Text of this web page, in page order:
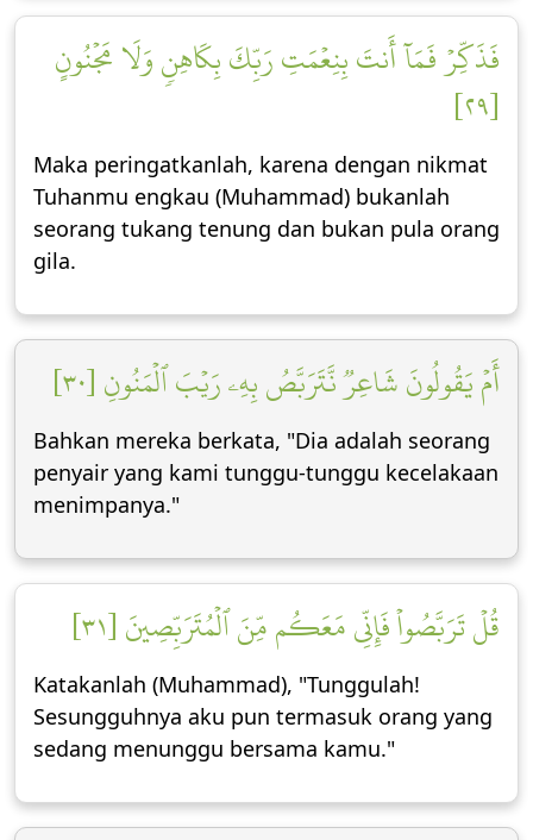
فَذَكِّرۡ فَمَآ أَنتَ بِنِعۡمَتِ رَبِّكَ بِكَاهِنٖ وَلَا مَجۡنُونٍ
[٢٩]
Maka peringatkanlah, karena dengan nikmat
Tuhanmu engkau (Muhammad) bukanlah
seorang tukang tenung dan bukan pula orang
gila.
أَمۡ يَقُولُونَ شَاعِرٞ نَّتَرَبَّصُ بِهِۦ رَيۡبَ ٱلۡمَنُونِ [٣٠]
Bahkan mereka berkata, "Dia adalah seorang
penyair yang kami tunggu-tunggu kecelakaan
menimpanya."
قُلۡ تَرَبَّصُواْ فَإِنِّي مَعَكُم مِّنَ ٱلۡمُتَرَبِّصِينَ [٣١]
Katakanlah (Muhammad), "Tunggulah!
Sesungguhnya aku pun termasuk orang yang
sedang menunggu bersama kamu."